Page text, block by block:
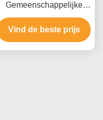
Gemeenschappelijke
Toegepaste de Kathode
ultra Blauwe
Procesbeheersing van de
Vind de beste prijs